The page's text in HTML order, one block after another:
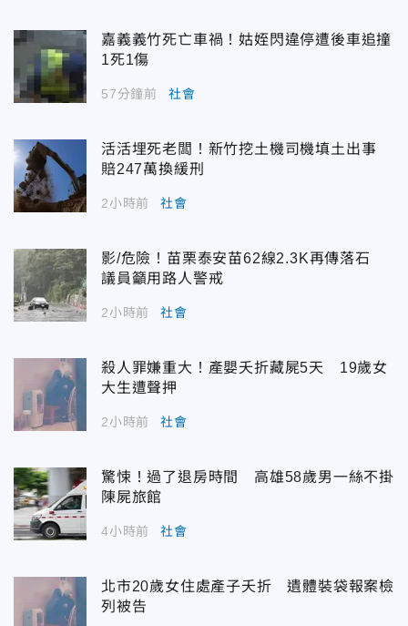
嘉義義竹死亡車禍！姑姪閃違停遭後車追撞
1死1傷
57分鐘前 社會
活活埋死老闆！新竹挖土機司機填土出事
賠247萬換緩刑
2小時前 社會
影/危險！苗栗泰安苗62線2.3K再傳落石
議員籲用路人警戒
2小時前 社會
殺人罪嫌重大！產嬰夭折藏屍5天 19歲女
大生遭聲押
2小時前 社會
驚悚！過了退房時間 高雄58歲男一絲不掛
陳屍旅館
4小時前 社會
北市20歲女住處產子夭折 遺體裝袋報案檢
列被告